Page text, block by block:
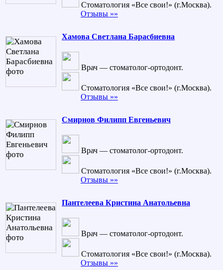
Стоматология «Все свои!» (г.Москва).
Отзывы »»
Хамова Светлана Барасбиевна
Врач — стоматолог-ортодонт.
Стоматология «Все свои!» (г.Москва).
Отзывы »»
Смирнов Филипп Евгеньевич
Врач — стоматолог-ортодонт.
Стоматология «Все свои!» (г.Москва).
Отзывы »»
Пантелеева Кристина Анатольевна
Врач — стоматолог-ортодонт.
Стоматология «Все свои!» (г.Москва).
Отзывы »»